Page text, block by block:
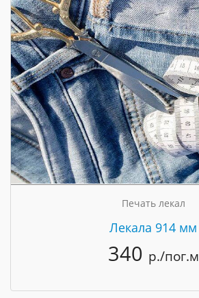
Печать лекал
Лекала 914 мм
340 р./пог.м